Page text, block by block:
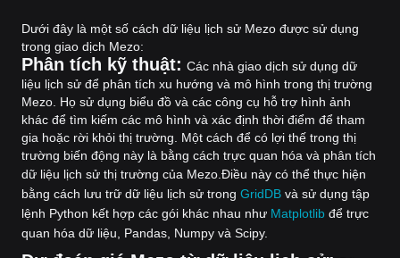
Dưới đây là một số cách dữ liệu lịch sử Mezo được sử dụng
trong giao dịch Mezo:
Phân tích kỹ thuật: Các nhà giao dịch sử dụng dữ
liệu lịch sử để phân tích xu hướng và mô hình trong thị trường
Mezo. Họ sử dụng biểu đồ và các công cụ hỗ trợ hình ảnh
khác để tìm kiếm các mô hình và xác định thời điểm để tham
gia hoặc rời khỏi thị trường. Một cách để có lợi thế trong thị
trường biến động này là bằng cách trực quan hóa và phân tích
dữ liệu lịch sử thị trường của Mezo. Điều này có thể thực hiện
bằng cách lưu trữ dữ liệu lịch sử trong GridDB và sử dụng tập
lệnh Python kết hợp các gói khác nhau như Matplotlib để trực
quan hóa dữ liệu, Pandas, Numpy và Scipy.